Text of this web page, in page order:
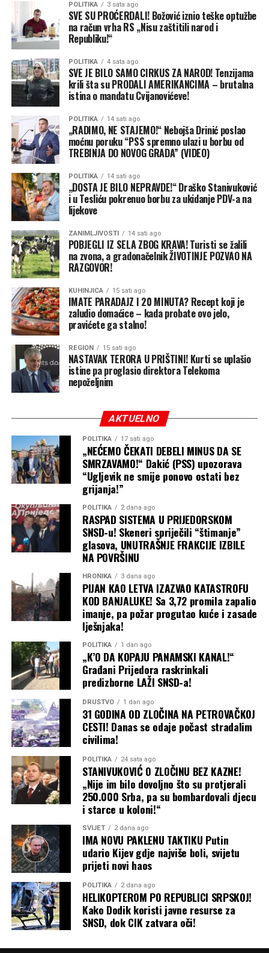
kaže politikolog Tanja Topić, tenzije i sukobi su stari
provjeren recept.
“Podizanje političkih tenzija i temperatura jer se
nalazimo u izbornoj godini, a to onda znači da se taj
pritisak pojačava, da međusobni napadi i uvrede na račun
onih drugih bivaju pojačani, a da se pri tome vi nastojite
prikazati kao jedina brana i zaštitnik sopstvenih
nacionalnih interesa”, kaže Topićeva.
Marinko Božović iz SDS-a kaže da postoji još jedno
veoma sporno djelovanje Cvijanovićeve na ovoj funkciji, a
koje nije povezano za Predsjedništvom, nego sa vrhom
SNSD-a i lobiranjem.
“Da ćemo vjerovatno nešto kasnije saznati šta je sve u
stvari založeno kada su u pitanju interesi Republike
Srpske u raznim odlascima u Sjedinjene Američke Države
i lobiranje i davanje određenih stvari vezanih za interese
Republike Srpske da bi se skinule sankcije jednoj osobi, a
generalno kada je u pitanju priča i ono što bi trebalo da
radi srpski član Predsjedništva dovedeno je opet na istu
platformu koja se zove dizanje tenzija, povlačenje
vitalnih nacionalnih interesa odnosno veta i onda
srbovanje u Narodnoj skupštini Republike Srpske”, kaže
Božović.
U opoziciji podsjećaju i na 2014. godinu i aferu dva
Cvijanovićeva, tadašnja premijerka Republike Srpske
praktično kupuje podršku dvojice poslanika.
Cvijanovićeva nikada nije odgovarala za ovu aferu ni pred
pravosuđem, a ni politički jer je njena karijera u SNSD-u
godinama u usponu. Od tada je masovno krenula i pojava
ove vrste političke korupcije koja je u brojnim
slučajevima SNSD održavala na vlasti.
(BN)
POLITIKA 3 sata ago
SVE SU PROĆERDALI! Božović iznio teške optužbe
na račun vrha RS „Nisu zaštitili narod i
Republiku!“
POLITIKA 4 sata ago
SVE JE BILO SAMO CIRKUS ZA NAROD! Tenzijama
krili šta su PRODALI AMERIKANCIMA – brutalna
istina o mandatu Cvijanovićeve!
POLITIKA 14 sati ago
„RADIMO, NE STAJEMO!“ Nebojša Drinić poslao
moćnu poruku “PSS spremno ulazi u borbu od
TREBINJA DO NOVOG GRADA” (VIDEO)
POLITIKA 14 sati ago
„DOSTA JE BILO NEPRAVDE!“ Draško Stanivuković
i u Tesliću pokrenuo borbu za ukidanje PDV-a na
lijekove
ZANIMLJIVOSTI 14 sati ago
POBJEGLI IZ SELA ZBOG KRAVA! Turisti se žalili
na zvona, a gradonačelnik ŽIVOTINJE POZVAO NA
RAZGOVOR!
KUHINJICA 15 sati ago
IMATE PARADAJZ I 20 MINUTA? Recept koji je
zaludio domaćice – kada probate ovo jelo,
pravićete ga stalno!
REGION 15 sati ago
NASTAVAK TERORA U PRIŠTINI! Kurti se uplašio
istine pa proglasio direktora Telekoma
nepoželjnim
AKTUELNO
POLITIKA 17 sati ago
„NEĆEMO ČEKATI DEBELI MINUS DA SE
SMRZAVAMO!“ Dakić (PSS) upozorava
“Ugljevik ne smije ponovo ostati bez
grijanja!”
POLITIKA 2 dana ago
RASPAD SISTEMA U PRIJEDORSKOM
SNSD-u! Skeneri spriječili “štimanje”
glasova, UNUTRAŠNJE FRAKCIJE IZBILE
NA POVRŠINU
HRONIKA 3 dana ago
PIJAN KAO LETVA IZAZVAO KATASTROFU
KOD BANJALUKE! Sa 3,72 promila zapalio
imanje, pa požar progutao kuće i zasade
lješnjaka!
POLITIKA 1 dan ago
„K’O DA KOPAJU PANAMSKI KANAL!“
Građani Prijedora raskrinkali
predizborne LAŽI SNSD-a!
DRUŠTVO 1 dan ago
31 GODINA OD ZLOČINA NA PETROVAČKOJ
CESTI! Danas se odaje počast stradalim
civilima!
POLITIKA 24 sata ago
STANIVUKOVIĆ O ZLOČINU BEZ KAZNE!
„Nije im bilo dovoljno što su protjerali
250.000 Srba, pa su bombardovali djecu
i starce u koloni!“
SVIJET 2 dana ago
IMA NOVU PAKLENU TAKTIKU Putin
udario Kijev gdje najviše boli, svijetu
prijeti novi haos
POLITIKA 2 dana ago
HELIKOPTEROM PO REPUBLICI SRPSKOJ!
Kako Dodik koristi javne resurse za
SNSD, dok CIK zatvara oči!